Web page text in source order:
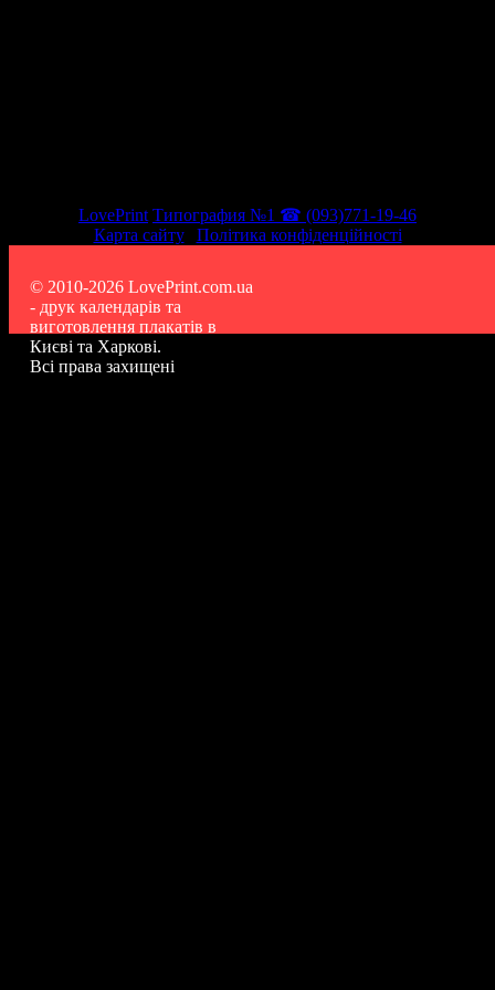
LovePrint Типография №1 ☎ (093)771-19-46
Карта сайту| Політика конфіденційності
© 2010-2026 LovePrint.com.ua
- друк календарів та
виготовлення плакатів в
Києві та Харкові.
Всі права захищені